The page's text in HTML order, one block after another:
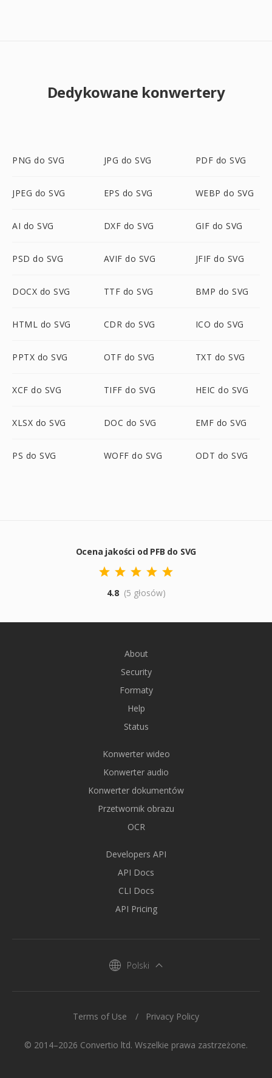
Dedykowane konwertery
PNG do SVG JPG do SVG PDF do SVG
JPEG do SVG EPS do SVG WEBP do SVG
AI do SVG DXF do SVG GIF do SVG
PSD do SVG AVIF do SVG JFIF do SVG
DOCX do SVG TTF do SVG BMP do SVG
HTML do SVG CDR do SVG ICO do SVG
PPTX do SVG OTF do SVG TXT do SVG
XCF do SVG TIFF do SVG HEIC do SVG
XLSX do SVG DOC do SVG EMF do SVG
PS do SVG WOFF do SVG ODT do SVG
Ocena jakości od PFB do SVG
4.8 (5 głosów)
About
Security
Formaty
Help
Status
Konwerter wideo
Konwerter audio
Konwerter dokumentów
Przetwornik obrazu
OCR
Developers API
API Docs
CLI Docs
API Pricing
Polski
© 2014–2026 Convertio ltd. Wszelkie prawa zastrzeżone.
Terms of Use Privacy Policy